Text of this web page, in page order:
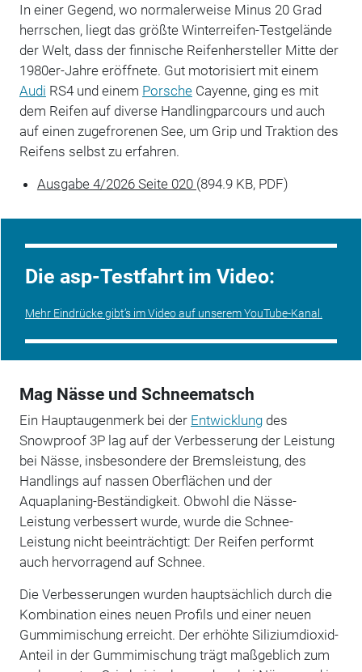
In einer Gegend, wo normalerweise Minus 20 Grad
herrschen, liegt das größte Winterreifen-Testgelände
der Welt, dass der finnische Reifenhersteller Mitte der
1980er-Jahre eröffnete. Gut motorisiert mit einem
Audi RS4 und einem PorscheCayenne, ging es mit
dem Reifen auf diverse Handlingparcours und auch
auf einen zugefrorenen See, um Grip und Traktion des
Reifens selbst zu erfahren.
Ausgabe 4/2026 Seite 020 (894.9 KB, PDF)
Die asp-Testfahrt im Video:
Mehr Eindrücke gibt’s im Video auf unserem YouTube-Kanal.
Mag Nässe und Schneematsch
Ein Hauptaugenmerk bei der Entwicklungdes
Snowproof 3P lag auf der Verbesserung der Leistung
bei Nässe, insbesondere der Bremsleistung, des
Handlings auf nassen Oberflächen und der
Aquaplaning-Beständigkeit. Obwohl die Nässe-
Leistung verbessert wurde, wurde die Schnee-
Leistung nicht beeinträchtigt: Der Reifen performt
auch hervorragend auf Schnee.
Die Verbesserungen wurden hauptsächlich durch die
Kombination eines neuen Profils und einer neuen
Gummimischung erreicht. Der erhöhte Siliziumdioxid-
Anteil in der Gummimischung trägt maßgeblich zum